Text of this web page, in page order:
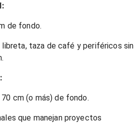
de fondo.
taza de café y periféricos sin
cm (o más) de fondo.
que manejan proyectos